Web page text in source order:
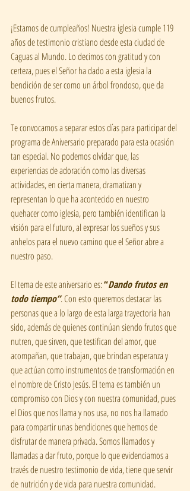
¡Estamos de cumpleaños! Nuestra iglesia cumple 119
años de testimonio cristiano desde esta ciudad de
Caguas al Mundo. Lo decimos con gratitud y con
certeza, pues el Señor ha dado a esta iglesia la
bendición de ser como un árbol frondoso, que da
buenos frutos.
Te convocamos a separar estos días para participar del
programa de Aniversario preparado para esta ocasión
tan especial. No podemos olvidar que, las
experiencias de adoración como las diversas
actividades, en cierta manera, dramatizan y
representan lo que ha acontecido en nuestro
quehacer como iglesia, pero también identifican la
visión para el futuro, al expresar los sueños y sus
anhelos para el nuevo camino que el Señor abre a
nuestro paso.
El tema de este aniversario es: “Dando frutos en
todo tiempo”. Con esto queremos destacar las
personas que a lo largo de esta larga trayectoria han
sido, además de quienes continúan siendo frutos que
nutren, que sirven, que testifican del amor, que
acompañan, que trabajan, que brindan esperanza y
que actúan como instrumentos de transformación en
el nombre de Cristo Jesús. El tema es también un
compromiso con Dios y con nuestra comunidad, pues
el Dios que nos llama y nos usa, no nos ha llamado
para compartir unas bendiciones que hemos de
disfrutar de manera privada. Somos llamados y
llamadas a dar fruto, porque lo que evidenciamos a
través de nuestro testimonio de vida, tiene que servir
de nutrición y de vida para nuestra comunidad.